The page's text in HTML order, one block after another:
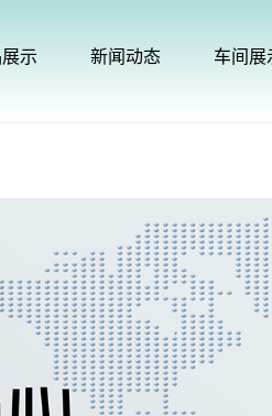
示 新闻动态 车间展